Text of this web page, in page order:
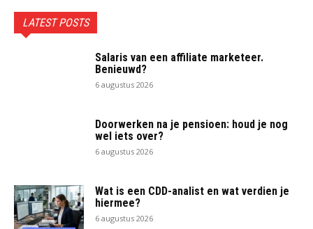
LATEST POSTS
Salaris van een affiliate marketeer.
Benieuwd?
6 augustus 2026
Doorwerken na je pensioen: houd je nog
wel iets over?
6 augustus 2026
Wat is een CDD-analist en wat verdien je
hiermee?
6 augustus 2026